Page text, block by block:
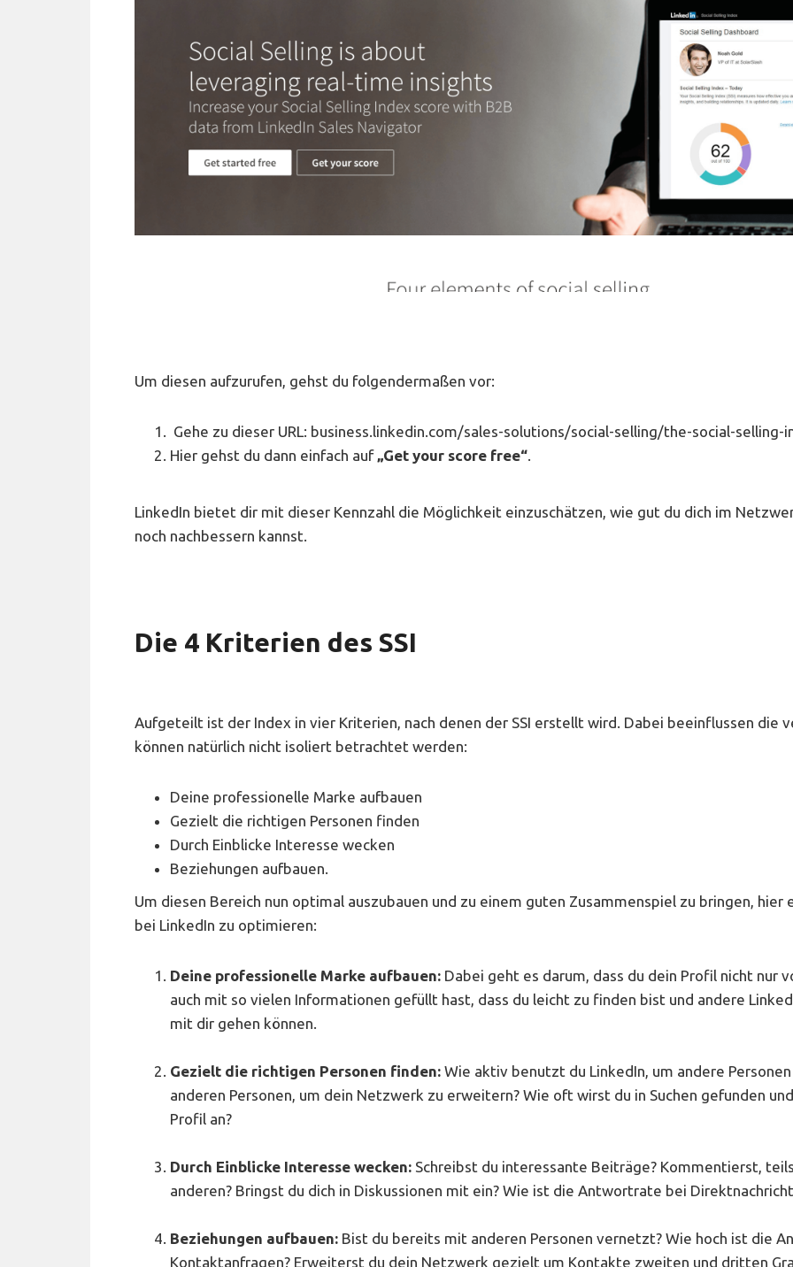
Um diesen aufzurufen, gehst du folgendermaßen vor:
Gehe zu dieser URL: business.linkedin.com/sales-solutions/social-selling/the-social-selling-
Hier gehst du dann einfach auf „Get your score free“.
LinkedIn bietet dir mit dieser Kennzahl die Möglichkeit einzuschätzen, wie gut du dich im
noch nachbessern kannst.
Die 4 Kriterien des SSI
Aufgeteilt ist der Index in vier Kriterien, nach denen der SSI erstellt wird. Dabei beeinflussen die
können natürlich nicht isoliert betrachtet werden:
Deine professionelle Marke aufbauen
Gezielt die richtigen Personen finden
Durch Einblicke Interesse wecken
Beziehungen aufbauen.
Um diesen Bereich nun optimal auszubauen und zu einem guten Zusammenspiel zu bringen,
bei LinkedIn zu optimieren:
Deine professionelle Marke aufbauen: Dabei geht es darum, dass du dein Profil nicht nur
auch mit so vielen Informationen gefüllt hast, dass du leicht zu finden bist und andere
mit dir gehen können.
Gezielt die richtigen Personen finden: Wie aktiv benutzt du LinkedIn, um andere
anderen Personen, um dein Netzwerk zu erweitern? Wie oft wirst du in Suchen gefunden
Profil an?
Durch Einblicke Interesse wecken: Schreibst du interessante Beiträge? Kommentierst,
anderen? Bringst du dich in Diskussionen mit ein? Wie ist die Antwortrate bei
Beziehungen aufbauen: Bist du bereits mit anderen Personen vernetzt? Wie hoch ist die
Kontaktanfragen? Erweiterst du dein Netzwerk gezielt um Kontakte zweiten und dritten